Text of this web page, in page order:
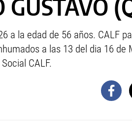
a la edad de 56 años. CALF
a las 13 del dia 16 de
CALF.